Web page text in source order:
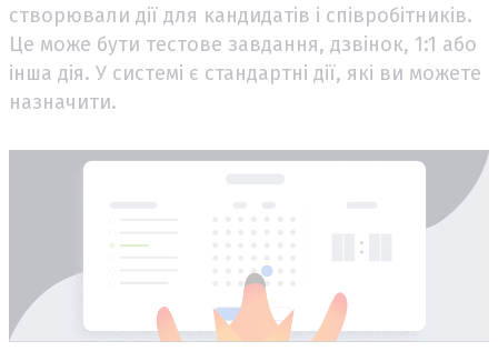
створювали дії для кандидатів і співробітників.
Це може бути тестове завдання, дзвінок, 1:1 або
інша дія. У системі є стандартні дії, які ви можете
назначити.